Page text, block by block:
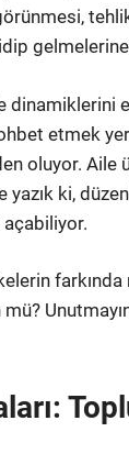
etmek
oluyor. Aile
ki,
açabiliyor.